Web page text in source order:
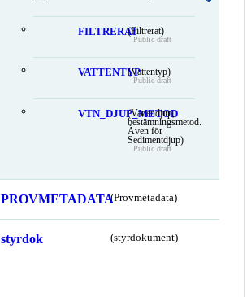
FILTRERAT(Filtrerat)
Public draft
VATTENTYP(Vattentyp)
Public draft
VTN_DJUP_METOD
(Vattendjup,
bestämningsmetod.
Även för
Sedimentdjup)
Public draft
PROVMETADATA(Provmetadata)
styrdok (styrdokument)